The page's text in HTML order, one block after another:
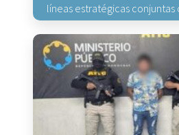
líneas estratégicas